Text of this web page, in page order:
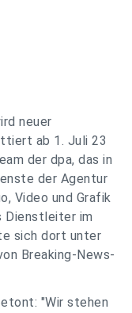
neuer
ab 1. Juli 23
der dpa, das in
der Agentur
Video und Grafik
im
sich dort unter
Breaking-News-
"Wir stehen